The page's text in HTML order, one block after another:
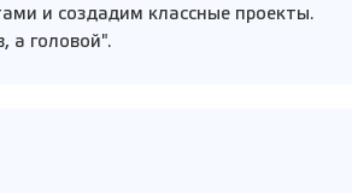
и создадим классные проекты.
а головой".